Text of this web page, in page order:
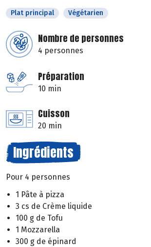
Plat principal Végétarien
Nombre de personnes
4 personnes
Préparation
10 min
Cuisson
20 min
Ingrédients
Pour 4 personnes
1 Pâte à pizza
3 cs de Crème liquide
100 g de Tofu
1 Mozzarella
300 g de épinard